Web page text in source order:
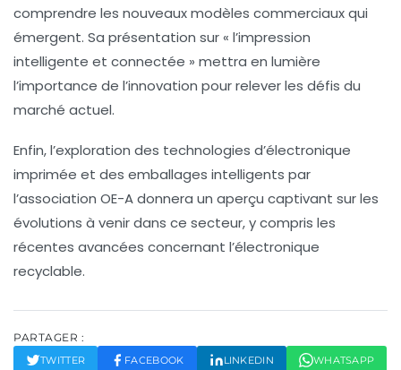
comprendre les nouveaux modèles commerciauxqui
émergent. Sa présentation sur « l’impression
intelligente et connectée » mettra en lumière
l’importance de l’innovation pour relever les défis du
marché actuel.
Enfin, l’exploration des technologies d’électronique
imprimée et des emballages intelligents par
l’association OE-A donnera un aperçu captivant sur les
évolutions à venir dans ce secteur, y compris les
récentes avancées concernant l’électronique
recyclable.
PARTAGER :
TWITTER FACEBOOK LINKEDIN WHATSAPP